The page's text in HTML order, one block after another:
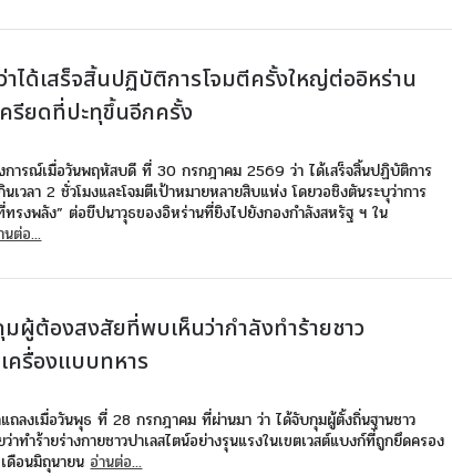
ได้เสร็จสิ้นปฏิบัติการโจมตีครั้งใหญ่ต่ออิหร่าน
รียดที่ปะทุขึ้นอีกครั้ง
การณ์เมื่อวันพฤหัสบดี ที่ 30 กรกฎาคม 2569 ว่า ได้เสร็จสิ้นปฏิบัติการ
เวลา 2 ชั่วโมงและโจมตีเป้าหมายหลายสิบแห่ง โดยวอชิงตันระบุว่าการ
ทรงพลัง” ต่อขีปนาวุธของอิหร่านที่ยิงไปยังกองกำลังสหรัฐ ฯ ใน
นต่อ...
มผู้ต้องสงสัยที่พบเห็นว่ากำลังทำร้ายชาว
ครื่องแบบทหาร
แถลงเมื่อวันพุธ ที่ 28 กรกฎาคม ที่ผ่านมา ว่า ได้จับกุมผู้ตั้งถิ่นฐานชาว
าทำร้ายร่างกายชาวปาเลสไตน์อย่างรุนแรงในเขตเวสต์แบงก์ที่ถูกยึดครอง
เดือนมิถุนายนอ่านต่อ...